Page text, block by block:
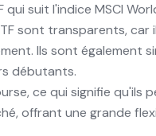
suit l'indice MSCI
sont transparents,
Ils sont également
débutants.
ce qui signifie
offrant une grande